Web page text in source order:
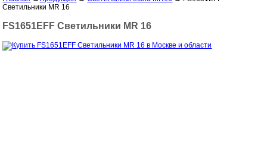
Светильники MR 16
FS1651EFF Светильники MR 16